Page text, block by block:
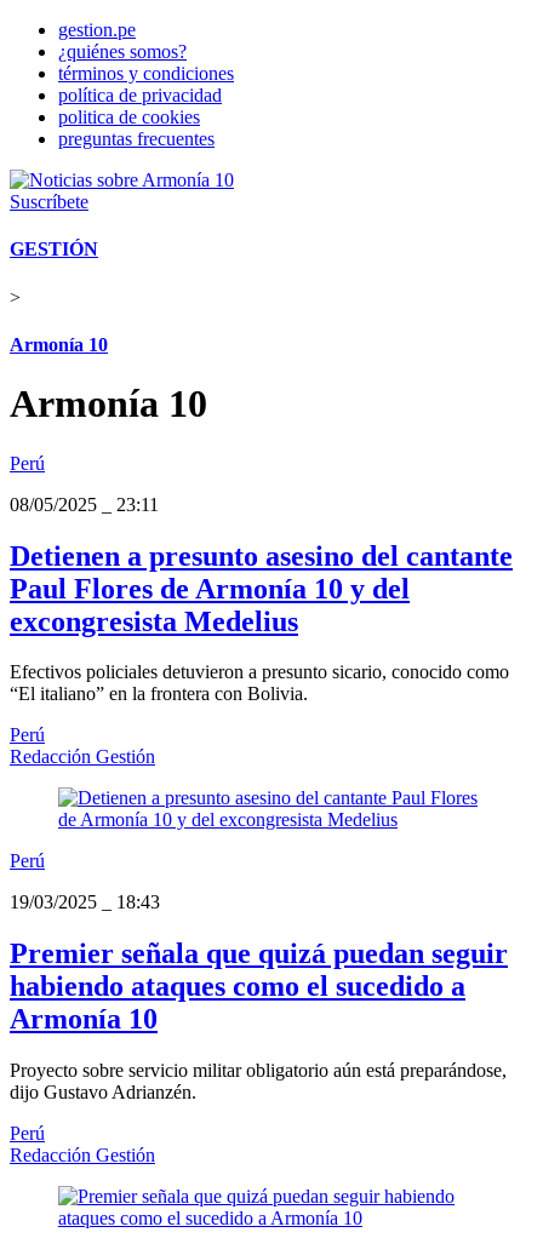
gestion.pe
¿quiénes somos?
términos y condiciones
política de privacidad
politica de cookies
preguntas frecuentes
Suscríbete
GESTIÓN
>
Armonía 10
Armonía 10
Perú
08/05/2025
23:11
Detienen a presunto asesino del cantante
Paul Flores de Armonía 10 y del
excongresista Medelius
Efectivos policiales detuvieron a presunto sicario, conocido como
“El italiano” en la frontera con Bolivia.
Perú
Redacción Gestión
Perú
19/03/2025
18:43
Premier señala que quizá puedan seguir
habiendo ataques como el sucedido a
Armonía 10
Proyecto sobre servicio militar obligatorio aún está preparándose,
dijo Gustavo Adrianzén.
Perú
Redacción Gestión